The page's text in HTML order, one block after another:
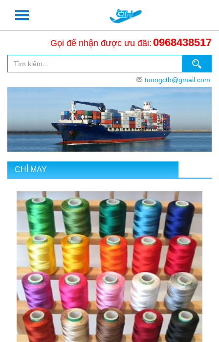
Gọi để nhận được ưu đãi: 0968438517
tuongcth@gmail.com
CHỈ MAY